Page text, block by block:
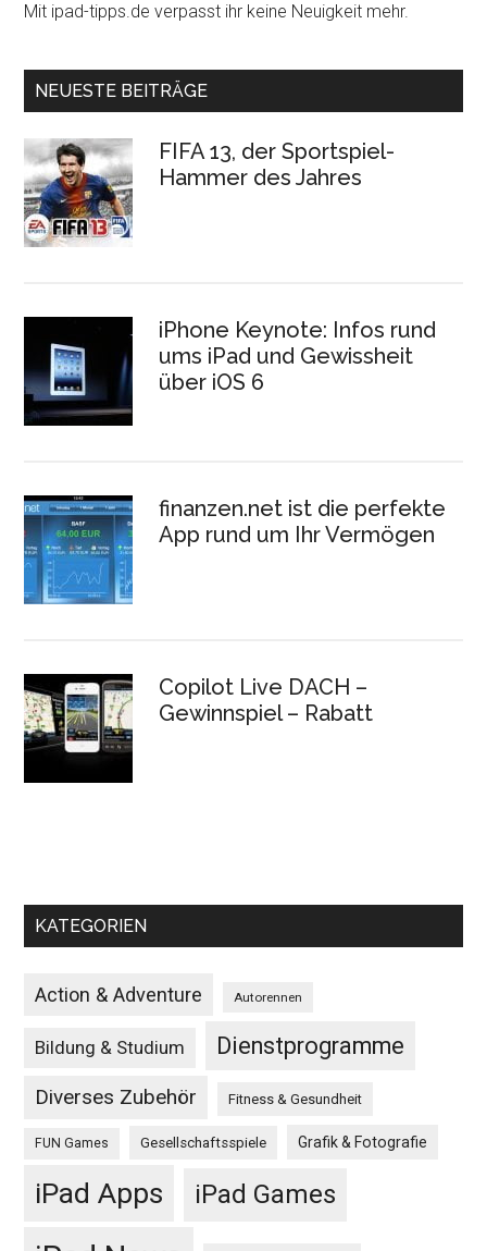
Mit ipad-tipps.de verpasst ihr keine Neuigkeit mehr.
NEUESTE BEITRÄGE
FIFA 13, der Sportspiel-
Hammer des Jahres
iPhone Keynote: Infos rund
ums iPad und Gewissheit
über iOS 6
finanzen.net ist die perfekte
App rund um Ihr Vermögen
Copilot Live DACH –
Gewinnspiel – Rabatt
KATEGORIEN
Action & Adventure Autorennen
Bildung & Studium Dienstprogramme
Diverses Zubehör Fitness & Gesundheit
FUN Games Gesellschaftsspiele Grafik & Fotografie
iPad Apps iPad Games